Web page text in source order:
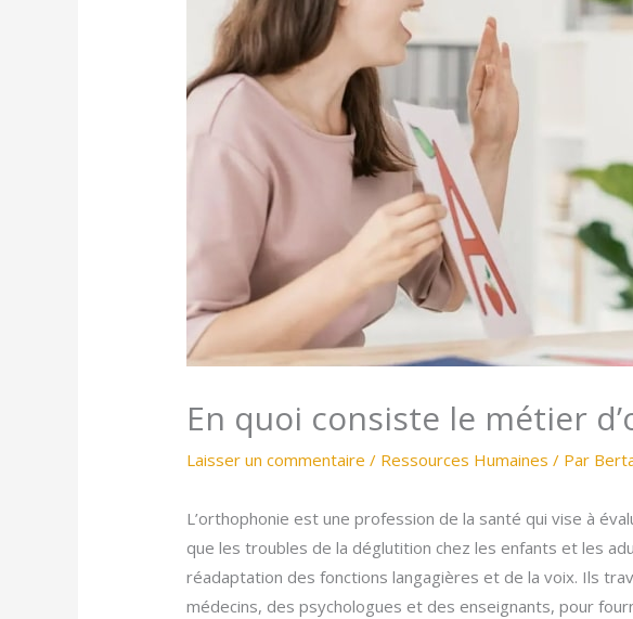
En quoi consiste le métier
Laisser un commentaire / Ressources Humaines / Par
L’orthophonie est une profession de la santé qui vise à
que les troubles de la déglutition chez les enfants et les
réadaptation des fonctions langagières et de la voix. Ils
médecins, des psychologues et des enseignants, pour